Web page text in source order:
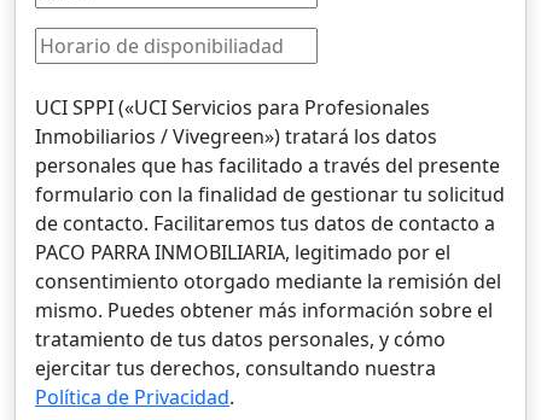
UCI SPPI («UCI Servicios para Profesionales
Inmobiliarios / Vivegreen») tratará los datos
personales que has facilitado a través del presente
formulario con la finalidad de gestionar tu solicitud
de contacto. Facilitaremos tus datos de contacto a
PACO PARRA INMOBILIARIA, legitimado por el
consentimiento otorgado mediante la remisión del
mismo. Puedes obtener más información sobre el
tratamiento de tus datos personales, y cómo
ejercitar tus derechos, consultando nuestra
Política de Privacidad.